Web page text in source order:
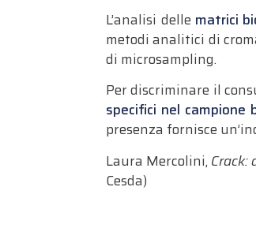
L’analisi delle matrici
metodi analitici di
di microsampling.
Per discriminare il
specifici nel campione
presenza fornisce
Laura Mercolini,
Cesda)